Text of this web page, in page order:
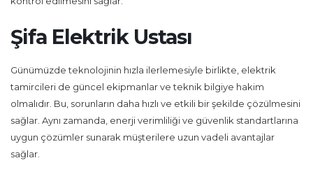
Şifa Elektrik Ustası
Günümüzde teknolojinin hızla ilerlemesiyle birlikte, elektrik
tamircileri de güncel ekipmanlar ve teknik bilgiye hakim
olmalıdır. Bu, sorunların daha hızlı ve etkili bir şekilde çözülmesini
sağlar. Aynı zamanda, enerji verimliliği ve güvenlik standartlarına
uygun çözümler sunarak müşterilere uzun vadeli avantajlar
sağlar.